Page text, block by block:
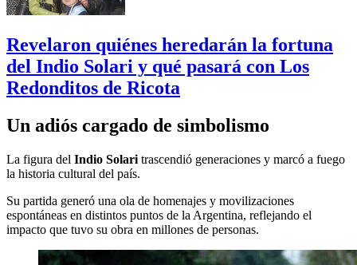
Revelaron quiénes heredarán la fortuna
del Indio Solari y qué pasará con Los
Redonditos de Ricota
Un adiós cargado de simbolismo
La figura del Indio Solari trascendió generaciones y marcó a fuego
la historia cultural del país.
Su partida generó una ola de homenajes y movilizaciones
espontáneas en distintos puntos de la Argentina, reflejando el
impacto que tuvo su obra en millones de personas.